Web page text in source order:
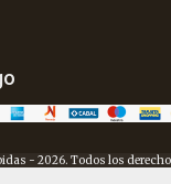
- 2026. Todos los